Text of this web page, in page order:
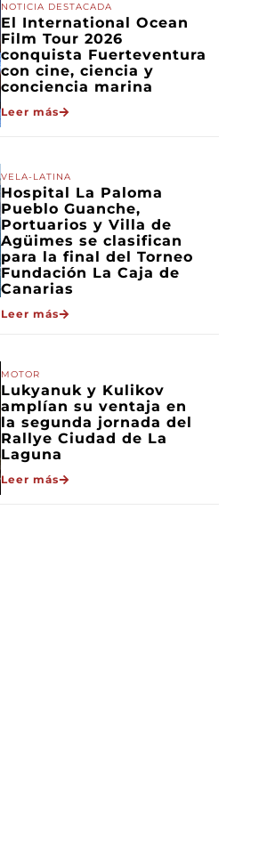
NOTICIA DESTACADA
El International Ocean
Film Tour 2026
conquista Fuerteventura
con cine, ciencia y
conciencia marina
Leer más
VELA-LATINA
Hospital La Paloma
Pueblo Guanche,
Portuarios y Villa de
Agüimes se clasifican
para la final del Torneo
Fundación La Caja de
Canarias
Leer más
MOTOR
Lukyanuk y Kulikov
amplían su ventaja en
la segunda jornada del
Rallye Ciudad de La
Laguna
Leer más